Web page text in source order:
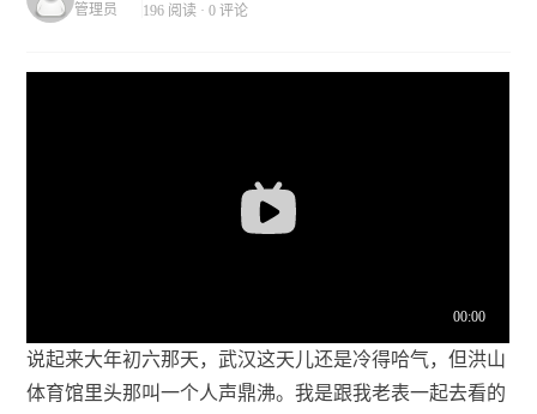
管理员
196 阅读 · 0 评论
说起来大年初六那天，武汉这天儿还是冷得哈气，但洪山
体育馆里头那叫一个人声鼎沸。我是跟我老表一起去看的